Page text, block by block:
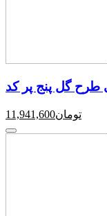
11,941,600تومان